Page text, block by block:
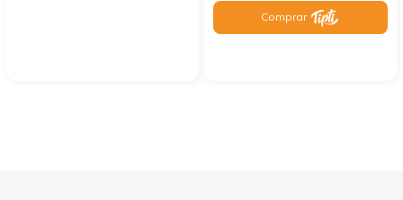
Comprar